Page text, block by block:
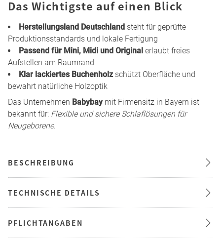
Das Wichtigste auf einen Blick
Herstellungsland Deutschland steht für geprüfte
Produktionsstandards und lokale Fertigung
Passend für Mini, Midi und Original erlaubt freies
Aufstellen am Raumrand
Klar lackiertes Buchenholzschützt Oberfläche und
bewahrt natürliche Holzoptik
Das Unternehmen Babybaymit Firmensitz in Bayern ist
bekannt für: Flexible und sichere Schlaflösungen für
Neugeborene.
BESCHREIBUNG
TECHNISCHE DETAILS
PFLICHTANGABEN